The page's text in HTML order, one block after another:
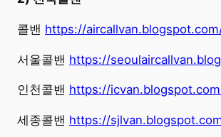
콜밴 https://
서울콜밴 https://
인천콜밴 https://
세종콜밴 https://